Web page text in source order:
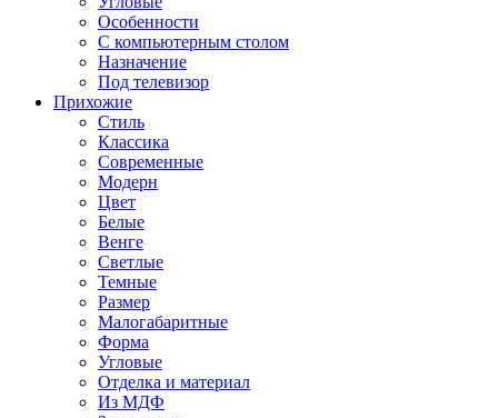
Особенности
С компьютерным столом
Назначение
Под телевизор
Прихожие
Стиль
Классика
Современные
Модерн
Цвет
Белые
Венге
Светлые
Темные
Размер
Малогабаритные
Форма
Угловые
Отделка и материал
Из МДФ